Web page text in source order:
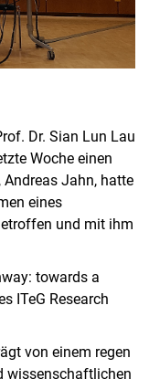
Dr. Sian Lun Lau
Woche einen
Andreas Jahn, hatte
eines
und mit ihm
towards a
ITeG Research
von einem regen
wissenschaftlichen